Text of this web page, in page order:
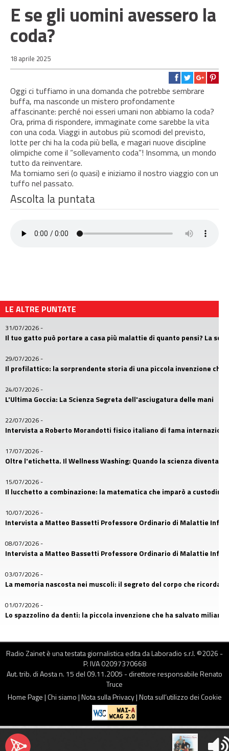
E se gli uomini avessero la
coda?
18 aprile 2025
Oggi ci tuffiamo in una domanda che potrebbe sembrare
buffa, ma nasconde un mistero profondamente
affascinante: perché noi esseri umani non abbiamo la coda?
Ora, prima di rispondere, immaginate come sarebbe la vita
con una coda. Viaggi in autobus più scomodi del previsto,
lotte per chi ha la coda più bella, e magari nuove discipline
olimpiche come il “sollevamento coda”! Insomma, un mondo
tutto da reinventare.
Ma torniamo seri (o quasi) e iniziamo il nostro viaggio con un
tuffo nel passato.
Ascolta la puntata
LE ALTRE PUNTATE
31/07/2026-
Il tuo gatto può portare a casa più malattie di quanto pensi? La
29/07/2026-
Il profilattico: la sorprendente storia di una piccola invenzione
24/07/2026-
L'Ultima Goccia: La Scienza Segreta dell'asciugatura delle mani
22/07/2026-
Intervista a Roberto Morandotti fisico italiano di fama
17/07/2026-
Oltre l'etichetta. Il Wellness Washing: Quando la scienza diventa
15/07/2026-
Il lucchetto a combinazione: la matematica che imparò a custodire
10/07/2026-
Intervista a Matteo Bassetti Professore Ordinario di Malattie
08/07/2026-
Intervista a Matteo Bassetti Professore Ordinario di Malattie
03/07/2026-
La memoria nascosta nei muscoli: il segreto del corpo che ricorda
01/07/2026-
Lo spazzolino da denti: la piccola invenzione che ha salvato
Il primo amico dell’uomo: la storia nascosta nel DNA dei cani
Franco Della Bella, uno dei protagonisti più riconoscibili di
17/06/2026-
Occhiali: quando l’umanità imparò a vedere davvero
12/06/2026-
Gli auricolari nelle nostre orecchie: comodità quotidiana o rischio
Radio Zainet è una testata giornalistica edita da Laboradio s.r.l. ©2026 -
P. IVA 02097370668
Aut. trib. di Aosta n. 15 del 09.11.2005 - direttore responsabile Renato
Truce
Home Page|Chi siamo|Nota sulla Privacy|Nota sull’utilizzo dei Cookie